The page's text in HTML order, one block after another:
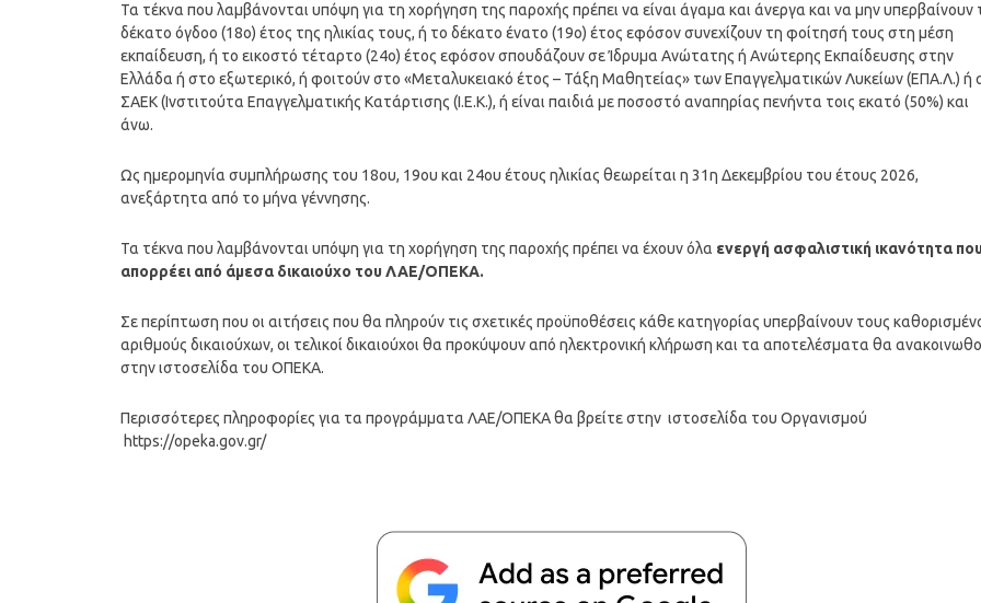
Τα τέκνα που λαμβάνονται υπόψη για τη χορήγηση της παροχής πρέπει να είναι άγαμα και άνεργα και να μην υπερβαίνουν
δέκατο όγδοο (18ο) έτος της ηλικίας τους, ή το δέκατο ένατο (19ο) έτος εφόσον συνεχίζουν τη φοίτησή τους στη μέση
εκπαίδευση, ή το εικοστό τέταρτο (24ο) έτος εφόσον σπουδάζουν σε Ίδρυμα Ανώτατης ή Ανώτερης Εκπαίδευσης στην
Ελλάδα ή στο εξωτερικό, ή φοιτούν στο «Μεταλυκειακό έτος – Τάξη Μαθητείας» των Επαγγελματικών Λυκείων (ΕΠΑ.Λ.) ή
ΣΑΕΚ (Ινστιτούτα Επαγγελματικής Κατάρτισης (Ι.Ε.Κ.), ή είναι παιδιά με ποσοστό αναπηρίας πενήντα τοις εκατό (50%) και
άνω.
Ως ημερομηνία συμπλήρωσης του 18ου, 19ου και 24ου έτους ηλικίας θεωρείται η 31η Δεκεμβρίου του έτους 2026,
ανεξάρτητα από το μήνα γέννησης.
Τα τέκνα που λαμβάνονται υπόψη για τη χορήγηση της παροχής πρέπει να έχουν όλα ενεργή ασφαλιστική ικανότητα
απορρέει από άμεσα δικαιούχο του ΛΑΕ/ΟΠΕΚΑ.
Σε περίπτωση που οι αιτήσεις που θα πληρούν τις σχετικές προϋποθέσεις κάθε κατηγορίας υπερβαίνουν τους
αριθμούς δικαιούχων, οι τελικοί δικαιούχοι θα προκύψουν από ηλεκτρονική κλήρωση και τα αποτελέσματα θα
στην ιστοσελίδα του ΟΠΕΚΑ.
Περισσότερες πληροφορίες για τα προγράμματα ΛΑΕ/ΟΠΕΚΑ θα βρείτε στην ιστοσελίδα του Οργανισμού
https://opeka.gov.gr/